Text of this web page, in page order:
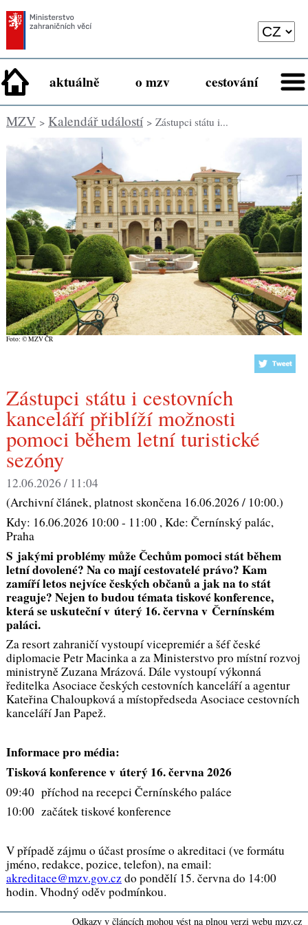
aktuálně o mzv cestování
MZV> Kalendář událostí> Zástupci státu i...
Foto: © MZV ČR
Zástupci státu i cestovních
kanceláří přiblíží možnosti
pomoci během letní turistické
sezóny
12.06.2026 / 11:04
(Archivní článek, platnost skončena 16.06.2026 / 10:00.)
Kdy: 16.06.2026 10:00 - 11:00 , Kde: Černínský palác,
Praha
S jakými problémy může Čechům pomoci stát během
letní dovolené? Na co mají cestovatelé právo? Kam
zamíří letos nejvíce českých občanů a jak na to stát
reaguje? Nejen to budou témata tiskové konference,
která se uskuteční v úterý 16. června v Černínském
paláci.
Za resort zahraničí vystoupí vicepremiér a šéf české
diplomacie Petr Macinka a za Ministerstvo pro místní rozvoj
ministryně Zuzana Mrázová. Dále vystoupí výkonná
ředitelka Asociace českých cestovních kanceláří a agentur
Kateřina Chaloupková a místopředseda Asociace cestovních
kanceláří Jan Papež.
Informace pro média:
Tisková konference v úterý 16. června 2026
09:40 příchod na recepci Černínského paláce
10:00 začátek tiskové konference
V případě zájmu o účast prosíme o akreditaci (ve formátu
jméno, redakce, pozice, telefon), na email:
akreditace@mzv.gov.czdo pondělí 15. června do 14:00
hodin. Vhodný oděv podmínkou.
Odkazy v článcích mohou vést na plnou verzi webu mzv.cz